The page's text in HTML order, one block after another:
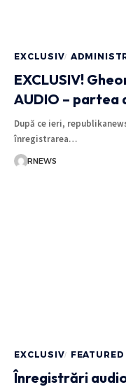
EXCLUSIV
EXCLUSIV!
AUDIO – partea
După ce ieri,
înregistrarea…
RNEWS
EXCLUSIV FEATURED
Înregistrări audio